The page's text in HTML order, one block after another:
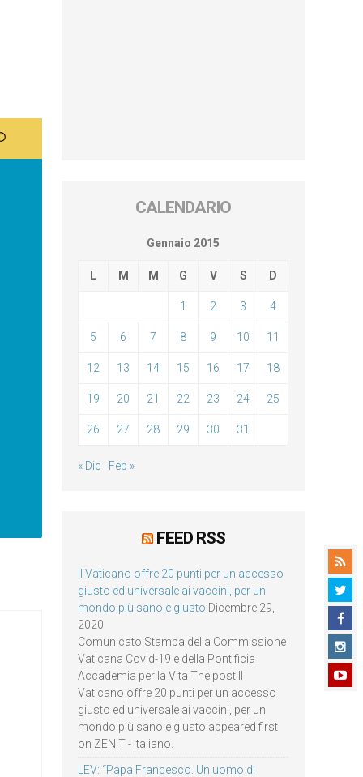
CALENDARIO
Gennaio 2015
L M M G V S D
1 2 3 4
5 6 7 8 9 10 11
12 13 14 15 16 17 18
19 20 21 22 23 24 25
26 27 28 29 30 31
« Dic Feb »
FEED RSS
Il Vaticano offre 20 punti per un accesso
giusto ed universale ai vaccini, per un
mondo più sano e giusto Dicembre 29,
2020
Comunicato Stampa della Commissione
Vaticana Covid-19 e della Pontificia
Accademia per la Vita The post Il
Vaticano offre 20 punti per un accesso
giusto ed universale ai vaccini, per un
mondo più sano e giusto appeared first
on ZENIT - Italiano.
LEV: “Papa Francesco. Un uomo di